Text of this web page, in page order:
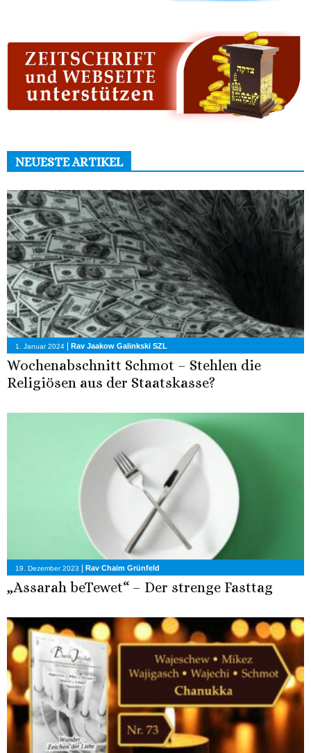
NEUESTE ARTIKEL
1. Januar 2024 | Rav Jaakow Galinkski SZL
Wochenabschnitt Schmot – Stehlen die
Religiösen aus der Staatskasse?
19. Dezember 2023 Rav Chaim Grünfeld
„Assarah beTewet“ – Der strenge Fasttag